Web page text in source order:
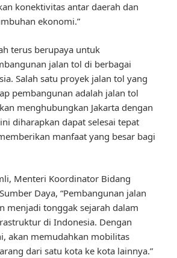
konektivitas antar daerah dan
ekonomi.”
terus berupaya untuk
jalan tol di berbagai
Salah satu proyek jalan tol yang
pembangunan adalah jalan tol
menghubungkan Jakarta dengan
diharapkan dapat selesai tepat
manfaat yang besar bagi
Menteri Koordinator Bidang
Daya, “Pembangunan jalan
menjadi tonggak sejarah dalam
di Indonesia. Dengan
akan memudahkan mobilitas
dari satu kota ke kota lainnya.”